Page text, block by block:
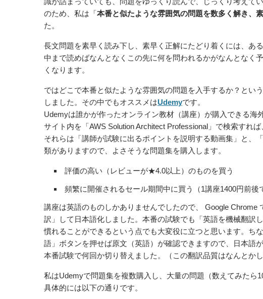
のため、私は「本番と似たような雰囲気の問題を数多く解き、
た。
長文問題を素早く読み下し、素早く正解にたどり着くには、あ
中まで読めばなんとなくこの先に何を問われるかがなんとなく
くなります。
ではどこで本番と似たような雰囲気の問題を入手するか？とい
しました。その中でもオススメはUdemyです。
Udemyは誰かが作ったオンライン教材（講座）が購入できる海
サイト内を「AWS Solution Architect Professional」で検索すれ
それらは「講師が試験に出るポイントを説明する動画集」と、
類がありますので、よさそうな問題集を購入します。
評価の高い（レビューが★4.0以上）のものを買う
頻繁に開催されるセール期間中に買う（1講座1400円前後
講座は英語のものしかありませんでしたので、 Google
訳」して日本語化しました。本番の試験でも「英語を機械翻訳
慣れることができるという点でも大変役に立つと思います。ち
語」ボタンを押せば原文（英語）が確認できますので、日本語
本番試験で何回か切り替えました。（この翻訳品質はなんとか
私はUdemyで問題集を複数購入し、大量の問題（数えてみたら
具体的には以下の通りです。